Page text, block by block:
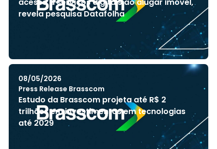
acesso a serviços digitais ao alugar imóvel,
revela pesquisa Datafolha
08/05/2026
Press Release Brasscom
Estudo da Brasscom projeta até R$ 2
trilhões em investimentos em tecnologias
até 2029